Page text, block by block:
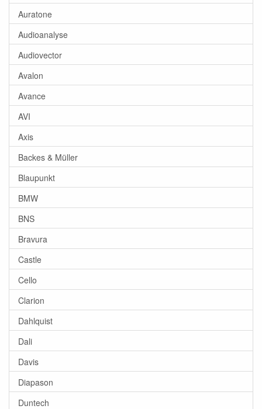
Auratone
Audioanalyse
Audiovector
Avalon
Avance
AVI
Axis
Backes & Müller
Blaupunkt
BMW
BNS
Bravura
Castle
Cello
Clarion
Dahlquist
Dali
Davis
Diapason
Duntech